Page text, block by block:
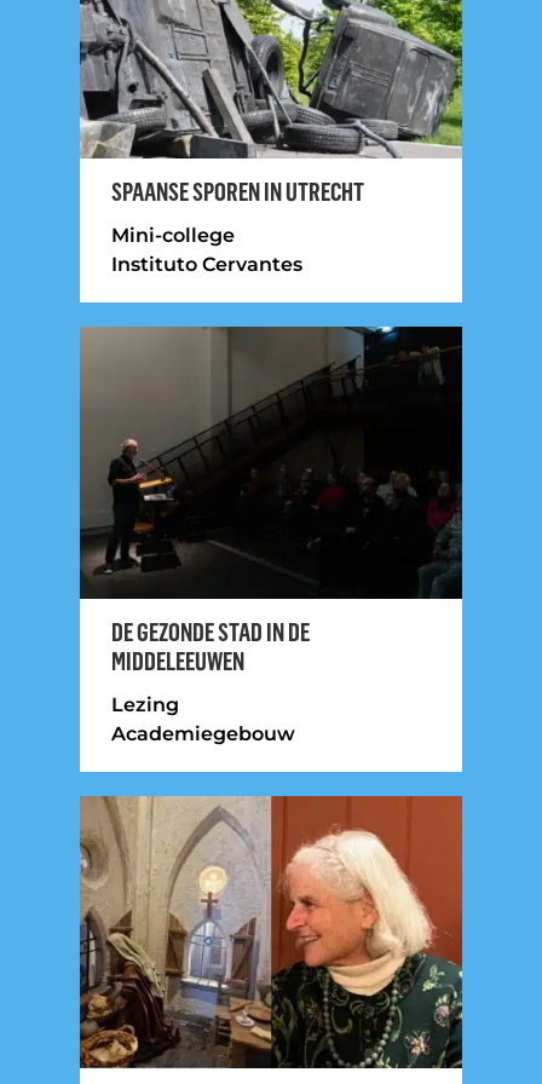
SPAANSE SPOREN IN UTRECHT
Mini-college
Instituto Cervantes
DE GEZONDE STAD IN DE
MIDDELEEUWEN
Lezing
Academiegebouw